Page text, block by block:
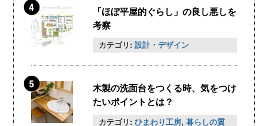
「ほぼ平屋的ぐらし」の良し悪しを
考察
カテゴリ: 設計・デザイン
木製の洗面台をつくる時、気をつけ
たいポイントとは？
カテゴリ: ひまわり工房, 暮らしの質